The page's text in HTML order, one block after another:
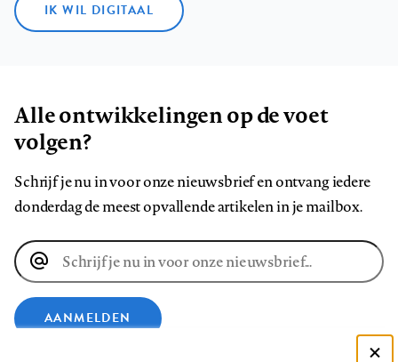
IK WIL DIGITAAL
Alle ontwikkelingen op de voet
volgen?
Schrijf je nu in voor onze nieuwsbrief en ontvang iedere
donderdag de meest opvallende artikelen in je mailbox.
E-
mailadres
AANMELDEN